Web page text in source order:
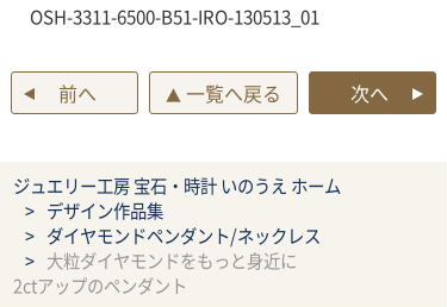
OSH-3311-6500-B51-IRO-130513_01
前へ ▲ 一覧へ戻る 次へ
ジュエリー工房 宝石・時計 いのうえ ホーム
デザイン作品集
ダイヤモンドペンダント/ネックレス
大粒ダイヤモンドをもっと身近に
2ctアップのペンダント